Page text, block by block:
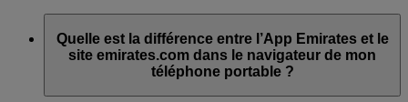
Quelle est la différence entre l’App Emirates et le
site emirates.com dans le navigateur de mon
téléphone portable ?